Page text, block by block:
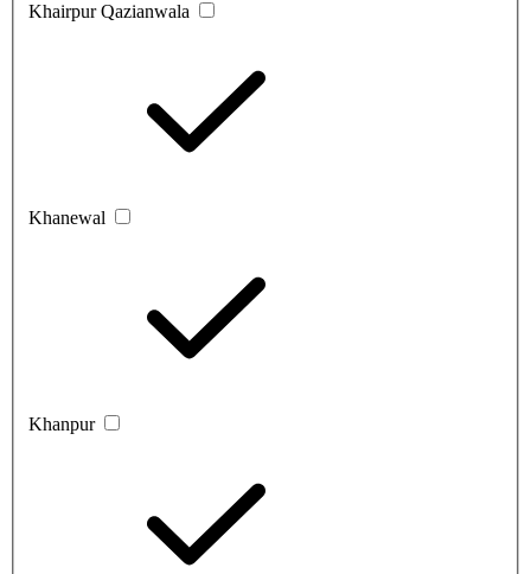
Khairpur Qazianwala
Khanewal
Khanpur